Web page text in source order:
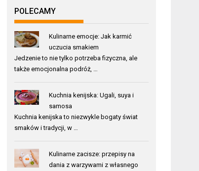
POLECAMY
Kulinarne emocje: Jak karmić
uczucia smakiem
Jedzenie to nie tylko potrzeba fizyczna, ale
także emocjonalna podróż, …
Kuchnia kenijska: Ugali, suya i
samosa
Kuchnia kenijska to niezwykle bogaty świat
smaków i tradycji, w …
Kulinarne zacisze: przepisy na
dania z warzywami z własnego